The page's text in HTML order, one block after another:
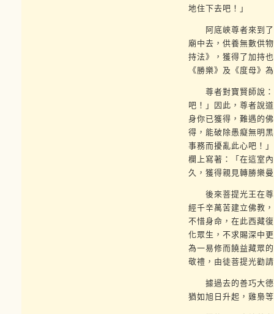
地住下去吧！」
阿底峽尊者來到了
廟中去，供養無數供
持法》，獲得了加持
《勝樂》及《度母》
尊者對寶賢師說：
吧！」因此，尊者說
身你已獲得，難遇的
得，能破除愚癡無明
事務而擾亂此心吧！
欄上寫著：「在這室
久，獲得親見轉勝樂
後來菩提光王在尊
經千辛萬苦建立佛教
不惜身命，在此西藏
化眾生，不求賜深中
為一易修而饒益藏眾
敬禮，由徒菩提光勸
據過去的善巧大德
猶如旭日升起，雞梟